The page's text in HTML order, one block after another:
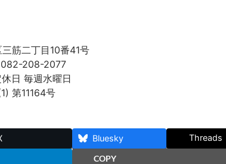
筋二丁目10番41号
208-2077
日 毎週水曜日
第11164号
Bluesky Threads
COPY